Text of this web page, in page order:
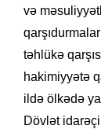
və
təhlükə
hakimiyyətə
ildə ölkədə
Dövlət